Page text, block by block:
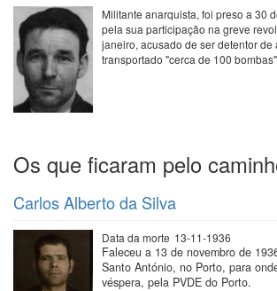
Militante anarquista, foi preso a 30
pela sua participação na greve
janeiro, acusado de ser detentor
transportado "cerca de 100 bombas"
Paginação
Os que ficaram pelo
Carlos Alberto da Silva
Data da morte 13-11-1936
Faleceu a 13 de novembro de
Santo António, no Porto, para
véspera, pela PVDE do Porto.